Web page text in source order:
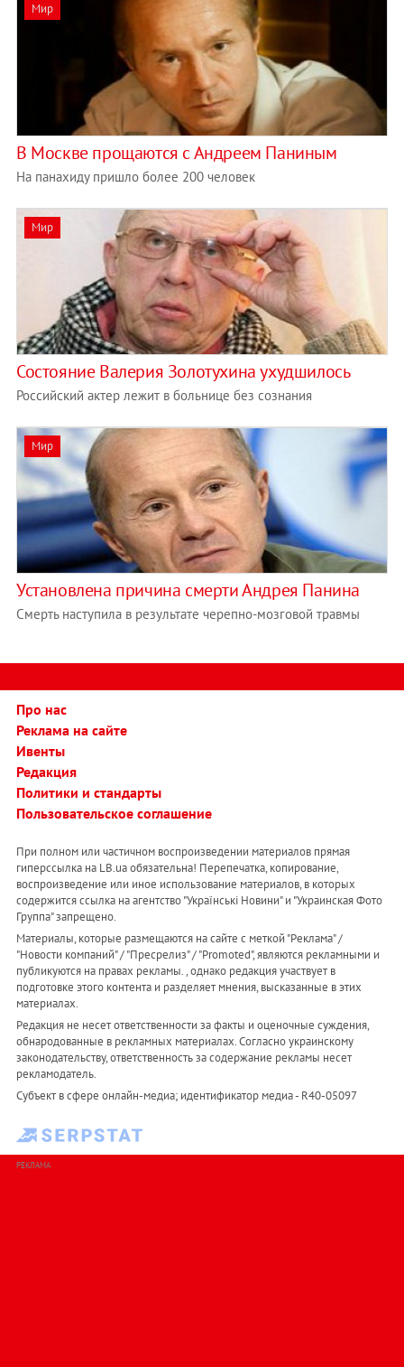
Мир
В Москве прощаются с Андреем Паниным
На панахиду пришло более 200 человек
Мир
Состояние Валерия Золотухина ухудшилось
Российский актер лежит в больнице без сознания
Мир
Установлена ​​причина смерти Андрея Панина
Смерть наступила в результате черепно-мозговой травмы
Про нас
Реклама на сайте
Ивенты
Редакция
Политики и стандарты
Пользовательское соглашение
При полном или частичном воспроизведении материалов прямая
гиперссылка на LB.ua обязательна! Перепечатка, копирование,
воспроизведение или иное использование материалов, в которых
содержится ссылка на агентство "Українськi Новини" и "Украинская Фото
Группа" запрещено.
Материалы, которые размещаются на сайте с меткой "Реклама" /
"Новости компаний" / "Пресрелиз" / "Promoted", являются рекламными и
публикуются на правах рекламы. , однако редакция участвует в
подготовке этого контента и разделяет мнения, высказанные в этих
материалах.
Редакция не несет ответственности за факты и оценочные суждения,
обнародованные в рекламных материалах. Согласно украинскому
законодательству, ответственность за содержание рекламы несет
рекламодатель.
Субъект в сфере онлайн-медиа; идентификатор медиа - R40-05097
РЕКЛАМА